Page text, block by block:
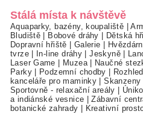
Stálá místa k návštěvě
Aquaparky, bazény, koupaliště |
Bludiště
Bobové dráhy Dětská
Dopravní hřiště
Galerie
tvrze| In-line dráhy |Jeskyně|
Laser Game
Muzea| Naučné
Parky| Podzemní chodby
kanceláře pro maminky |Skanzeny
Sportovně - relaxační areály
a indiánské vesnice |Zábavní
botanické zahrady
Kreativní